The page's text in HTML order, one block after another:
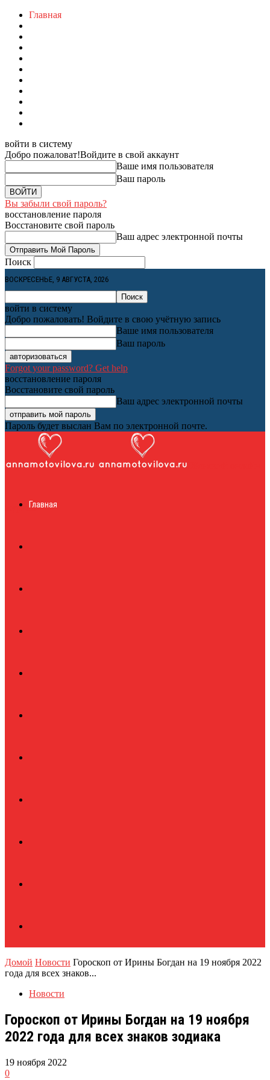
Главная
войти в систему
Добро пожаловат!Войдите в свой аккаунт
Ваше имя пользователя
Ваш пароль
Вы забыли свой пароль?
восстановление пароля
Восстановите свой пароль
Ваш адрес электронной почты
Поиск
ВОСКРЕСЕНЬЕ, 9 АВГУСТА, 2026
войти в систему
Добро пожаловать! Войдите в свою учётную запись
Ваше имя пользователя
Ваш пароль
Forgot your password? Get help
восстановление пароля
Восстановите свой пароль
Ваш адрес электронной почты
Пароль будет выслан Вам по электронной почте.
журналГлавная
Домой Новости Гороскоп от Ирины Богдан на 19 ноября 2022
года для всех знаков...
Новости
Гороскоп от Ирины Богдан на 19 ноября
2022 года для всех знаков зодиака
19 ноября 2022
0